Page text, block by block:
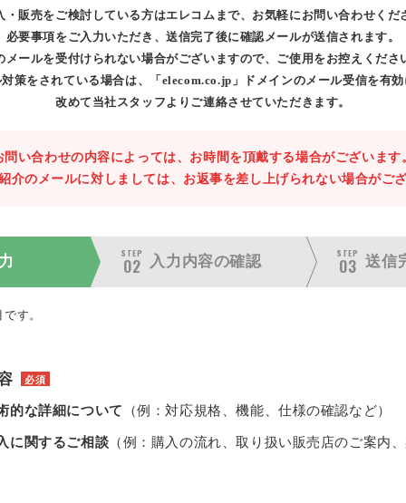
・販売をご検討している方はエレコムまで、お気軽にお問い合わせくだ
必要事項をご入力いただき、送信完了後に確認メールが送信されます。
ールを受付けられない場合がございますので、ご使用をお控えくださ
策をされている場合は、「elecom.co.jp」ドメインのメール受信を有効
改めて当社スタッフよりご連絡させていただきます。
問い合わせの内容によっては、お時間を頂戴する場合がございます
介のメールに対しましては、お返事を差し上げられない場合がござ
STEP
02 入力内容の確認
STEP
03 送信
す。
必須
的な詳細について （例：対応規格、機能、仕様の確認など）
に関するご相談 （例：購入の流れ、取り扱い販売店のご案内